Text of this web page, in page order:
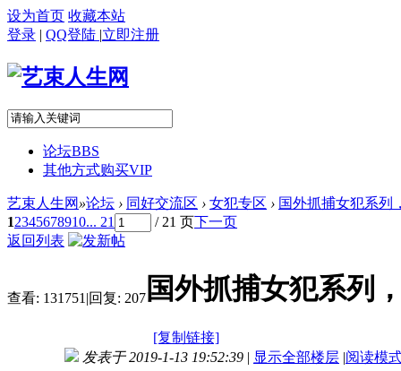
设为首页 收藏本站
登录 | QQ登陆 |立即注册
论坛BBS
其他方式购买VIP
艺束人生网 »论坛 › 同好交流区 › 女犯专区 › 国外抓捕女犯系列
12345678910... 21 / 21 页下一页
返回列表
查看: 131751 |回复: 207 国外抓捕女犯系列
[复制链接]
发表于 2019-1-13 19:52:39 | 显示全部楼层 |阅读模